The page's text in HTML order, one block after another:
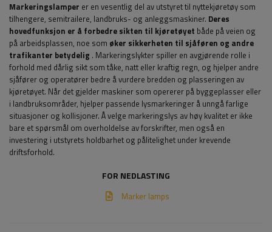
Markeringslamper er en vesentlig del av utstyret til nyttekjøretøy som
tilhengere, semitrailere, landbruks- og anleggsmaskiner. Deres
hovedfunksjon er å forbedre sikten til kjøretøyet både på veien og
på arbeidsplassen, noe som øker sikkerheten til sjåføren og andre
trafikanter betydelig . Markeringslykter spiller en avgjørende rolle i
forhold med dårlig sikt som tåke, natt eller kraftig regn, og hjelper andre
sjåfører og operatører bedre å vurdere bredden og plasseringen av
kjøretøyet. Når det gjelder maskiner som opererer på byggeplasser eller
i landbruksområder, hjelper passende lysmarkeringer å unngå farlige
situasjoner og kollisjoner. Å velge markeringslys av høy kvalitet er ikke
bare et spørsmål om overholdelse av forskrifter, men også en
investering i utstyrets holdbarhet og pålitelighet under krevende
driftsforhold.
FOR NEDLASTING
Marker lamps